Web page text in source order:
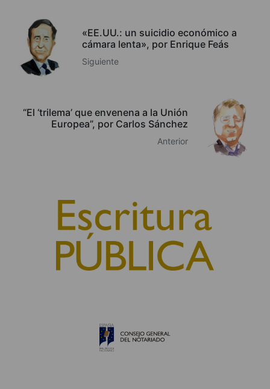
«EE.UU.: un suicidio económico a
cámara lenta», por Enrique Feás
Siguiente
“El ‘trilema’ que envenena a la Unión
Europea”, por Carlos Sánchez
Anterior